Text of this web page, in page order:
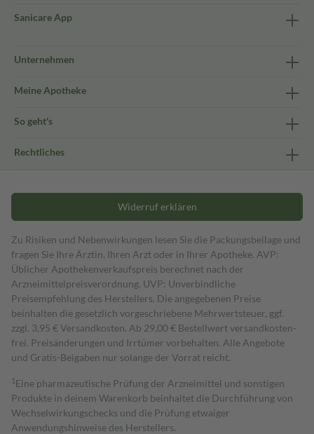
Sanicare App
Unternehmen
Meine Apotheke
So geht's
Rechtliches
Widerruf erklären
Zu Risiken und Nebenwirkungen lesen Sie die Packungsbeilage und
fragen Sie Ihre Ärztin, Ihren Arzt oder in Ihrer Apotheke. AVP:
Üblicher Apothekenverkaufspreis berechnet nach der
Arzneimittelpreisverordnung. UVP: Unverbindliche
Preisempfehlung des Herstellers. Die angegebenen Preise
beinhalten die gesetzlich vorgeschriebene Mehrwertsteuer, ggf.
zzgl. 3,95 € Versandkosten. Ab 29,00 € Bestell­wert versand­kosten­
frei. Preisänderungen und Irrtümer vorbehalten. Alle Angebote
und Gratis-Beigaben nur solange der Vorrat reicht.
1 Eine pharmazeutische Prüfung der Arzneimittel und sonstigen
Produkte in deinem Warenkorb beinhaltet die Durchführung von
Wechselwirkungschecks und die Prüfung etwaiger
Anwendungshinweise des Herstellers.